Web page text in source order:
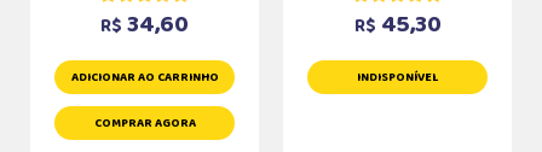
R$ 34,60
ADICIONAR AO CARRINHO
COMPRAR AGORA
R$ 45,30
INDISPONÍVEL